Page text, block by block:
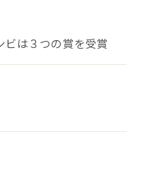
は３つの賞を受賞